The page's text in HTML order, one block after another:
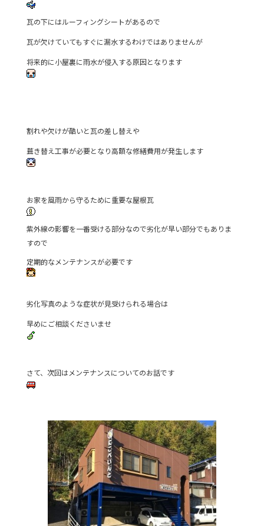
瓦の下にはルーフィングシートがあるので
瓦が欠けていてもすぐに漏水するわけではありませんが
将来的に小屋裏に雨水が侵入する原因となります
割れや欠けが酷いと瓦の差し替えや
葺き替え工事が必要となり高額な修繕費用が発生します
お家を風雨から守るために重要な屋根瓦
紫外線の影響を一番受ける部分なので劣化が早い部分でもありま
すので
定期的なメンテナンスが必要です
劣化写真のような症状が見受けられる場合は
早めにご相談くださいませ
さて、次回はメンテナンスについてのお話です